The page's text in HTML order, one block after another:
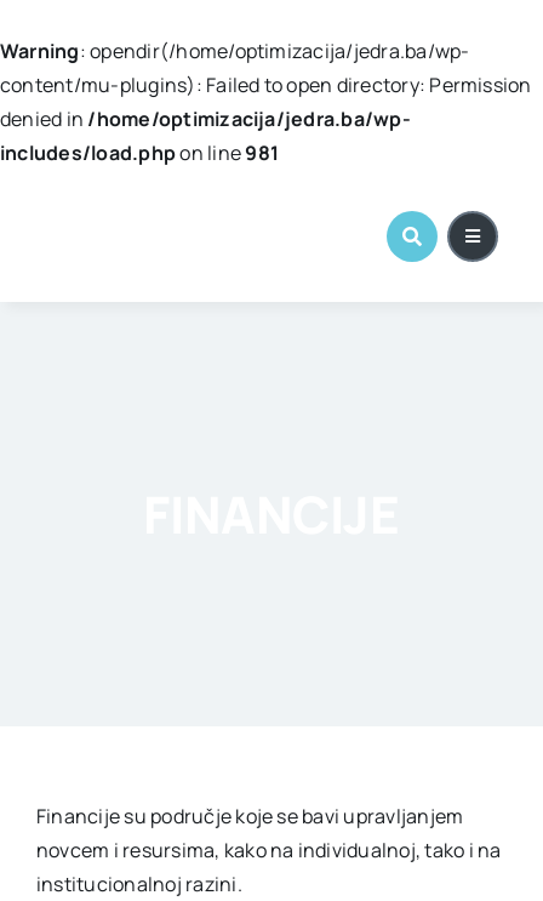
Warning: opendir(/home/optimizacija/jedra.ba/wp-
content/mu-plugins): Failed to open directory: Permission
denied in /home/optimizacija/jedra.ba/wp-
includes/load.phpon line981
Financije su područje koje se bavi upravljanjem
novcem i resursima, kako na individualnoj, tako i na
institucionalnoj razini.